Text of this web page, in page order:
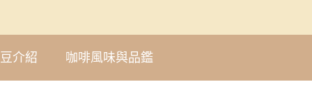
介紹 咖啡風味與品鑑